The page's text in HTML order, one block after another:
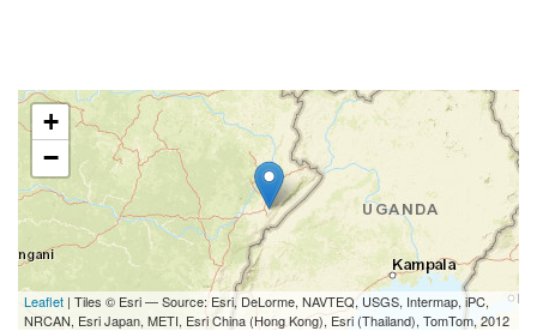
+
−
Leaflet | Tiles © Esri — Source: Esri, DeLorme, NAVTEQ, USGS, Intermap, iPC,
NRCAN, Esri Japan, METI, Esri China (Hong Kong), Esri (Thailand), TomTom, 2012